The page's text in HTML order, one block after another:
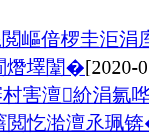
嶇偣椤圭洰涓
熸墿闈�[2020-
村害澶紒涓氱
閲忔湁澶氶珮